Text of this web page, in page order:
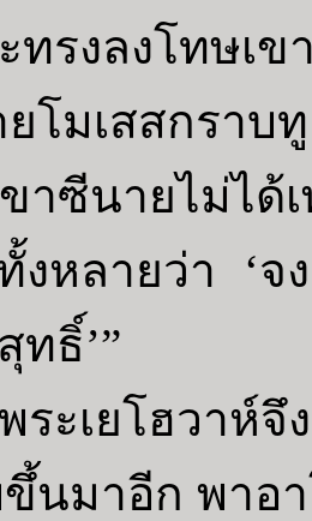
ทรงลงโทษเข
ยโมเสสกราบ
าซีนายไม่ได้
งหลายว่า ‘
ทธิ์’”
ะเยโฮวาห์จึ
นมาอีก พาอ